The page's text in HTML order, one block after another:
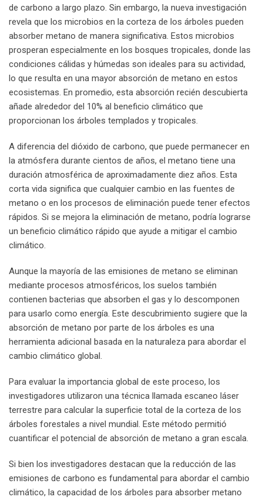
de carbono a largo plazo. Sin embargo, la nueva investigación
revela que los microbios en la corteza de los árboles pueden
absorber metano de manera significativa. Estos microbios
prosperan especialmente en los bosques tropicales, donde las
condiciones cálidas y húmedas son ideales para su actividad,
lo que resulta en una mayor absorción de metano en estos
ecosistemas. En promedio, esta absorción recién descubierta
añade alrededor del 10% al beneficio climático que
proporcionan los árboles templados y tropicales.
A diferencia del dióxido de carbono, que puede permanecer en
la atmósfera durante cientos de años, el metano tiene una
duración atmosférica de aproximadamente diez años. Esta
corta vida significa que cualquier cambio en las fuentes de
metano o en los procesos de eliminación puede tener efectos
rápidos. Si se mejora la eliminación de metano, podría lograrse
un beneficio climático rápido que ayude a mitigar el cambio
climático.
Aunque la mayoría de las emisiones de metano se eliminan
mediante procesos atmosféricos, los suelos también
contienen bacterias que absorben el gas y lo descomponen
para usarlo como energía. Este descubrimiento sugiere que la
absorción de metano por parte de los árboles es una
herramienta adicional basada en la naturaleza para abordar el
cambio climático global.
Para evaluar la importancia global de este proceso, los
investigadores utilizaron una técnica llamada escaneo láser
terrestre para calcular la superficie total de la corteza de los
árboles forestales a nivel mundial. Este método permitió
cuantificar el potencial de absorción de metano a gran escala.
Si bien los investigadores destacan que la reducción de las
emisiones de carbono es fundamental para abordar el cambio
climático, la capacidad de los árboles para absorber metano